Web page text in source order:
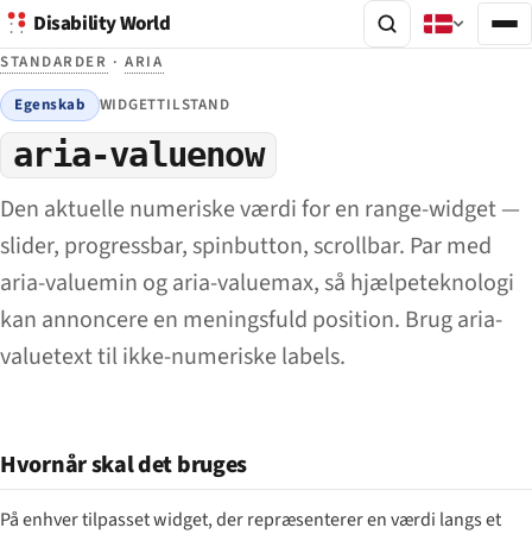
Disability World
STANDARDER ·ARIA
Egenskab WIDGETTILSTAND
aria-valuenow
Den aktuelle numeriske værdi for en range-widget —
slider, progressbar, spinbutton, scrollbar. Par med
aria-valuemin og aria-valuemax, så hjælpeteknologi
kan annoncere en meningsfuld position. Brug aria-
valuetext til ikke-numeriske labels.
Hvornår skal det bruges
På enhver tilpasset widget, der repræsenterer en værdi langs et